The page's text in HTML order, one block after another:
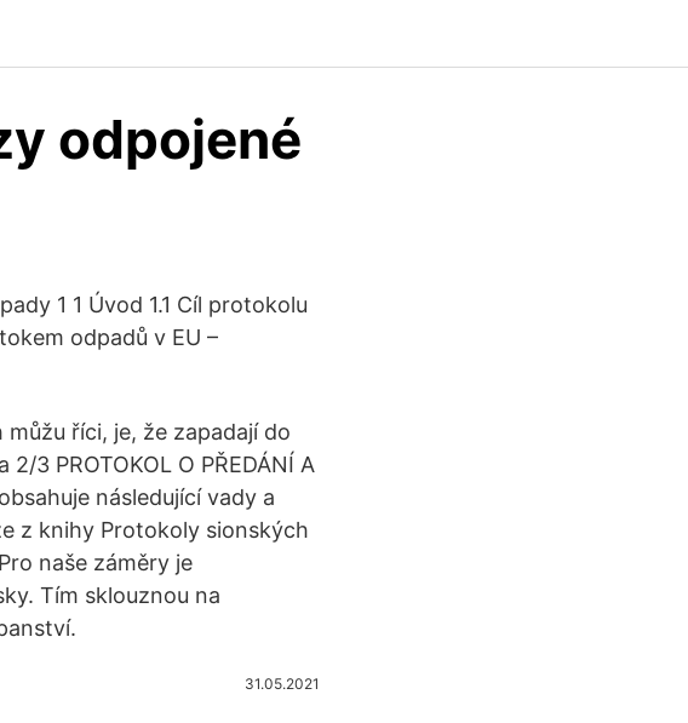
odpojené
1 1 Úvod 1.1 Cíl protokolu
odpadů v EU –
říci, je, že zapadají do
3 PROTOKOL O PŘEDÁNÍ A
následující vady a
z knihy Protokoly sionských
naše záměry je
Tím sklouznou na
31.05.2021